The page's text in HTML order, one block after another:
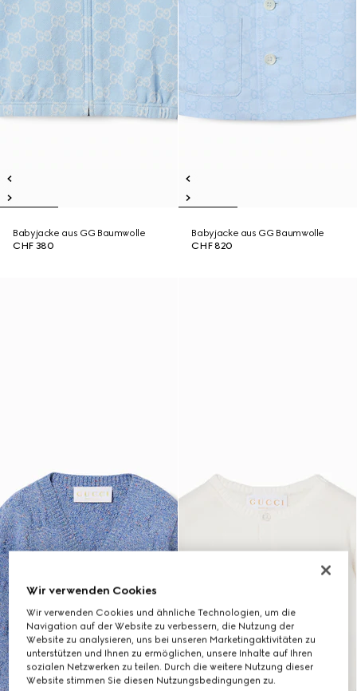
Babyjacke aus GG Baumwolle
CHF 380
Babyjacke aus GG Baumwolle
CHF 820
Wir verwenden Cookies
Wir verwenden Cookies und ähnliche Technologien, um die
Navigation auf der Website zu verbessern, die Nutzung der
Website zu analysieren, uns bei unseren Marketingaktivitäten zu
unterstützen und Ihnen zu ermöglichen, unsere Inhalte auf Ihren
sozialen Netzwerken zu teilen. Durch die weitere Nutzung dieser
Website stimmen Sie diesen Nutzungsbedingungen zu.